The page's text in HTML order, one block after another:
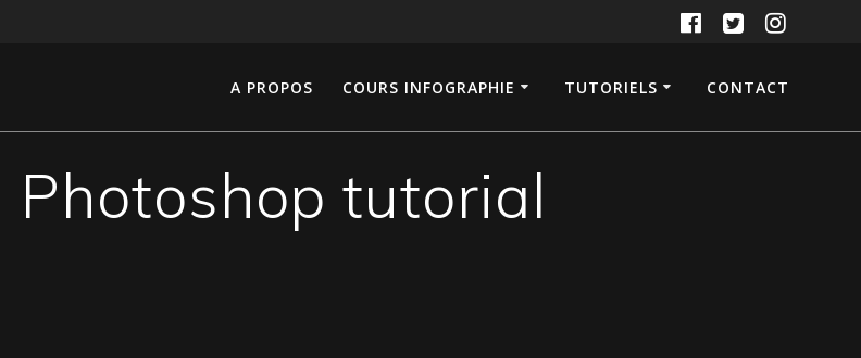
A PROPOS COURS INFOGRAPHIE TUTORIELS CONTACT
Photoshop tutorial